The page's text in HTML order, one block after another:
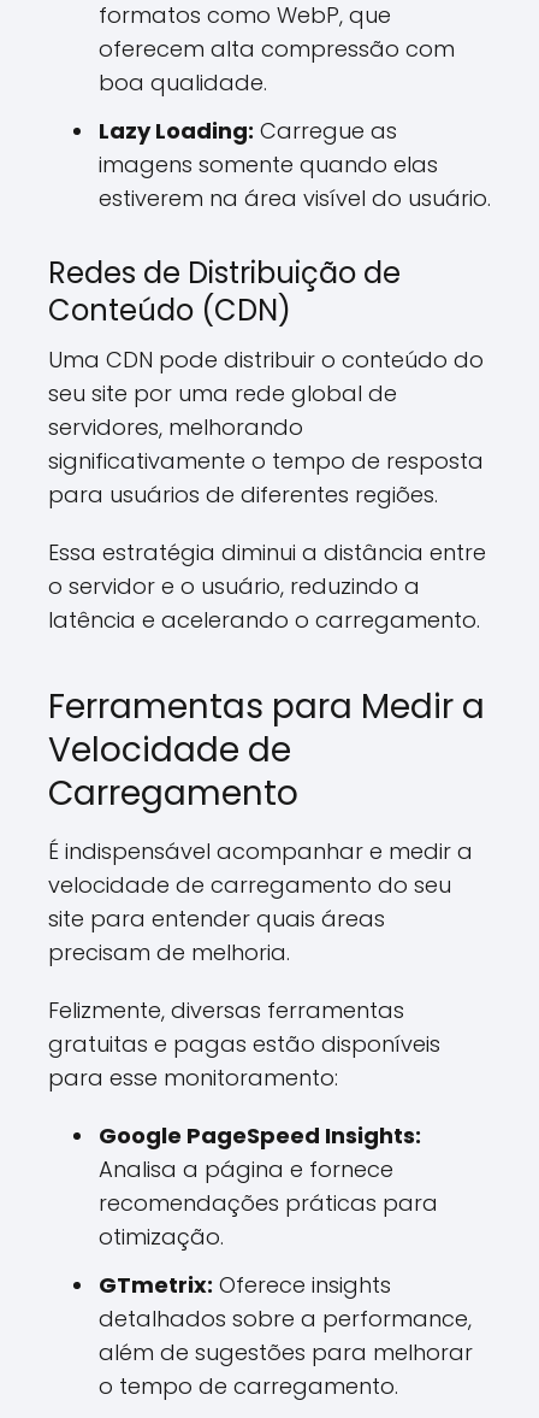
formatos como WebP, que
oferecem alta compressão com
boa qualidade.
Lazy Loading: Carregue as
imagens somente quando elas
estiverem na área visível do usuário.
Redes de Distribuição de
Conteúdo (CDN)
Uma CDN pode distribuir o conteúdo do
seu site por uma rede global de
servidores, melhorando
significativamente o tempo de resposta
para usuários de diferentes regiões.
Essa estratégia diminui a distância entre
o servidor e o usuário, reduzindo a
latência e acelerando o carregamento.
Ferramentas para Medir a
Velocidade de
Carregamento
É indispensável acompanhar e medir a
velocidade de carregamento do seu
site para entender quais áreas
precisam de melhoria.
Felizmente, diversas ferramentas
gratuitas e pagas estão disponíveis
para esse monitoramento:
Google PageSpeed Insights:
Analisa a página e fornece
recomendações práticas para
otimização.
GTmetrix: Oferece insights
detalhados sobre a performance,
além de sugestões para melhorar
o tempo de carregamento.